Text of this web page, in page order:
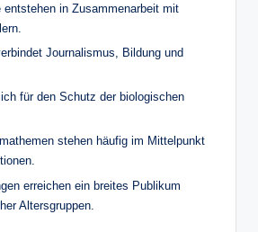
entstehen in Zusammenarbeit mit
Journalismus, Bildung und
für den Schutz der biologischen
stehen häufig im Mittelpunkt
erreichen ein breites Publikum
Altersgruppen.